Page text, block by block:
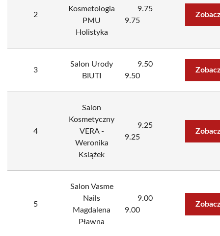
2
Kosmetologia
PMU
Holistyka
9.75
9.75
3
Salon Urody
BIUTI
9.50
9.50
4
Salon
Kosmetyczny
VERA -
Weronika
Książek
9.25
9.25
5
Salon Vasme
Nails
Magdalena
Pławna
9.00
9.00